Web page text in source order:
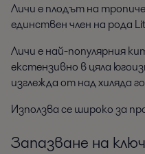
Личи е плодът на
единствен член на рода
Личи е най-популярния
екстензивно в цяла
изглежда от над хиляда
Използва се широко за
Запазване на